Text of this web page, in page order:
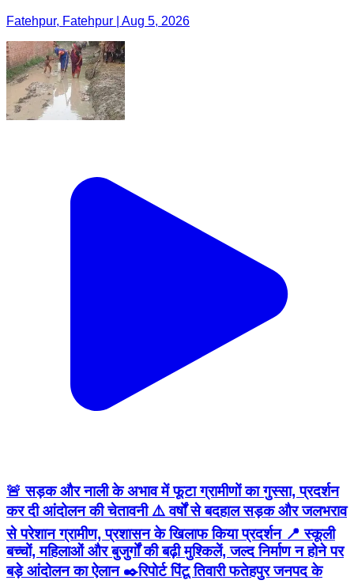
Fatehpur, Fatehpur | Aug 5, 2026
🚨 सड़क और नाली के अभाव में फूटा ग्रामीणों का गुस्सा, प्रदर्शन
कर दी आंदोलन की चेतावनी ⚠️ वर्षों से बदहाल सड़क और जलभराव
से परेशान ग्रामीण, प्रशासन के खिलाफ किया प्रदर्शन 📍 स्कूली
बच्चों, महिलाओं और बुजुर्गों की बढ़ी मुश्किलें, जल्द निर्माण न होने पर
बड़े आंदोलन का ऐलान ✒️रिपोर्ट पिंटू तिवारी फतेहपुर जनपद के